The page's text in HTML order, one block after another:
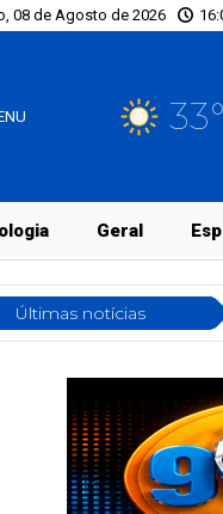
08 de Agosto de 2026
33°
Geral
Últimas notícias
substâncias injetáveis